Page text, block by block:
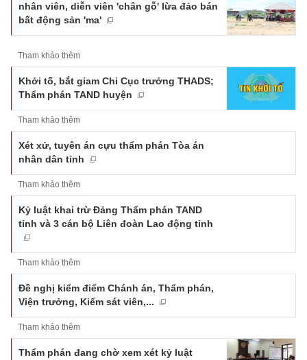
nhân viên, diễn viên 'chân gỗ' lừa đảo bán
bất động sản 'ma'
Tham khảo thêm
Khởi tố, bắt giam Chi Cục trưởng THADS;
Thẩm phán TAND huyện
Tham khảo thêm
Xét xử, tuyên án cựu thẩm phán Tòa án
nhân dân tỉnh
Tham khảo thêm
Kỷ luật khai trừ Đảng Thẩm phán TAND
tỉnh và 3 cán bộ Liên đoàn Lao động tỉnh
Tham khảo thêm
Đề nghị kiểm điểm Chánh án, Thẩm phán,
Viện trưởng, Kiểm sát viên,...
Tham khảo thêm
Thẩm phán đang chờ xem xét kỷ luật